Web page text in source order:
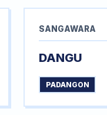
SANGAWARA
DANGU
PADANGON